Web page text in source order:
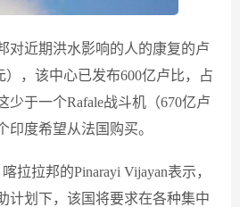
对近期洪水影响的人的康复的卢
），该中心已发布600亿卢比，占
少于一个Rafale战斗机（670亿卢
印度希望从法国购买。
拉拉邦的Pinarayi Vijayan表示，
计划下，该国将要求在各种集中